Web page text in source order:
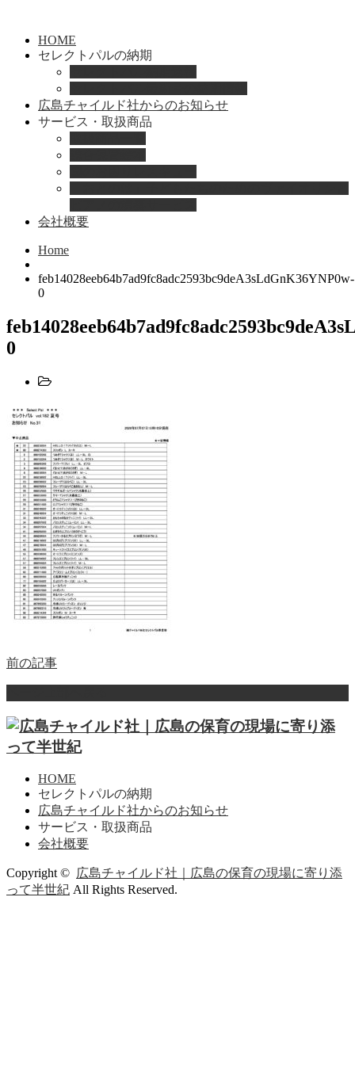
HOME
セレクトパルの納期
広島チャイルド社からのお知らせ
サービス・取扱商品
会社概要
Home
feb14028eeb64b7ad9fc8adc2593bc9deA3sLdGnK36YNP0w-
0
0
前の記事
HOME
セレクトパルの納期
広島チャイルド社からのお知らせ
サービス・取扱商品
会社概要
Copyright © 広島チャイルド社｜広島の保育の現場に寄り添
って半世紀 All Rights Reserved.